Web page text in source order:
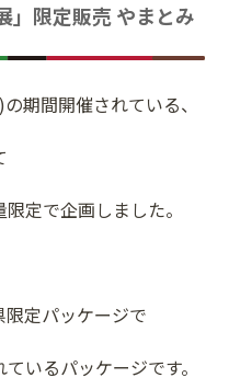
」限定販売 やまとみ
期間開催されている、
定で企画しました。
限定パッケージで
いるパッケージです。